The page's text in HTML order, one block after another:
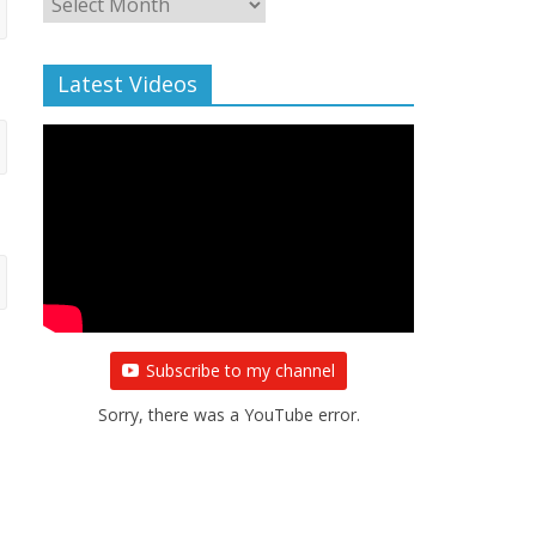
Archive
Latest Videos
Subscribe to my channel
Sorry, there was a YouTube error.